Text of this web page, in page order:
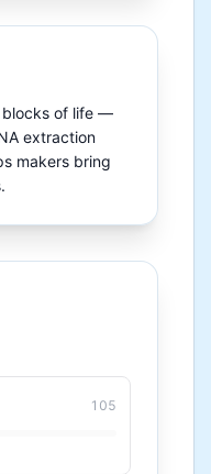
blocks of life —
extraction
makers bring
105